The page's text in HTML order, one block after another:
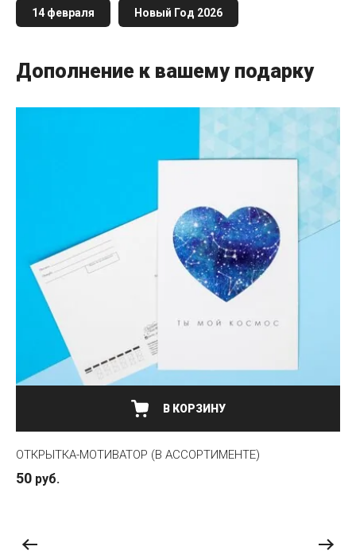
14 февраля Новый Год 2026
Дополнение к вашему подарку
В КОРЗИНУ
ОТКРЫТКА-МОТИВАТОР (В АССОРТИМЕНТЕ)
50 руб.